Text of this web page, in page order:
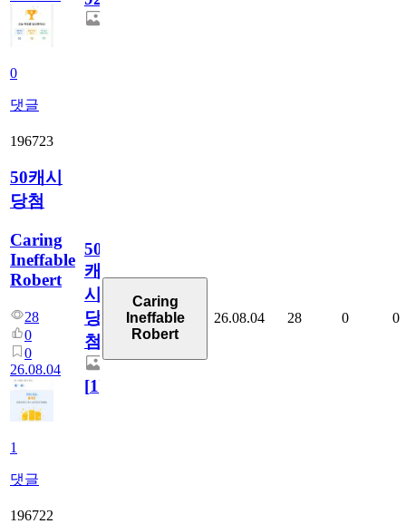
0
댓글
196723
50캐시
당첨
Caring
Ineffable
Robert
28
0
0
26.08.04
1
댓글
50
캐
시
당
첨
[1]
Caring
Ineffable
Robert
26.08.04 28 0 0
196722